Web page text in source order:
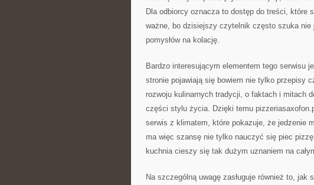
Dla odbiorcy oznacza to dostęp do treści, które
ważne, bo dzisiejszy czytelnik często szuka nie
pomysłów na kolację.
Bardzo interesującym elementem tego serwisu
stronie pojawiają się bowiem nie tylko przepisy
rozwoju kulinarnych tradycji, o faktach i mitach
części stylu życia. Dzięki temu
serwis z klimatem, które pokazuje, że jedzenie
ma więc szansę nie tylko nauczyć się piec
kuchnia cieszy się tak dużym uznaniem na
Na szczególną uwagę zasługuje również to,